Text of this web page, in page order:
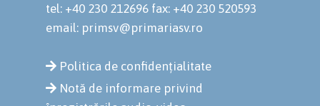
tel: +40 230 212696 fax: +40 230 520593
email: primsv@primariasv.ro
Politica de confidențialitate
Notă de informare privind